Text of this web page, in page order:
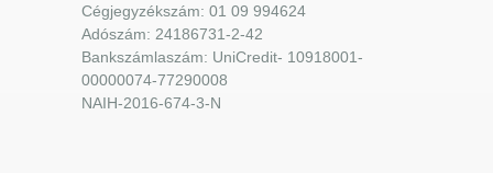
Cégjegyzékszám: 01 09 994624
Adószám: 24186731-2-42
Bankszámlaszám: UniCredit- 10918001-
00000074-77290008
NAIH-2016-674-3-N